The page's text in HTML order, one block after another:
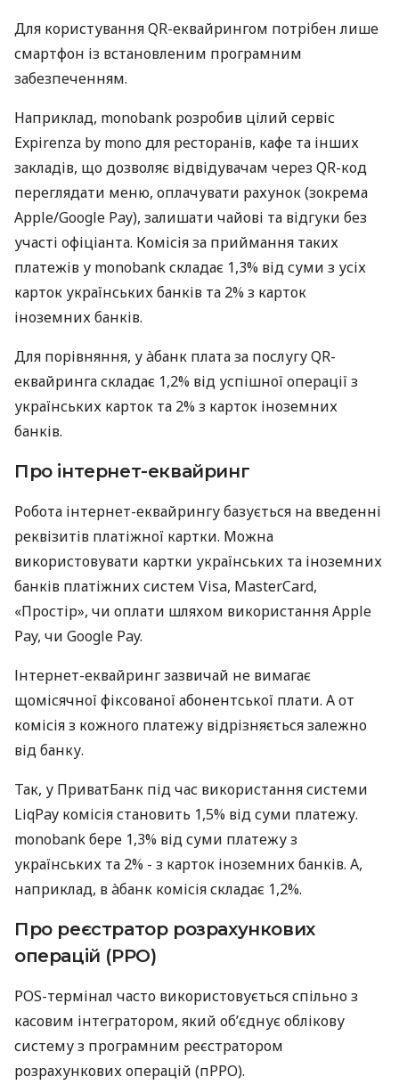
Для користування QR-еквайрингом потрібен лише
смартфон із встановленим програмним
забезпеченням.
Наприклад, monobank розробив цілий сервіс
Expirenza by mono для ресторанів, кафе та інших
закладів, що дозволяє відвідувачам через QR-код
переглядати меню, оплачувати рахунок (зокрема
Apple/Google Pay), залишати чайові та відгуки без
участі офіціанта. Комісія за приймання таких
платежів у monobank складає 1,3% від суми з усіх
карток українських банків та 2% з карток
іноземних банків.
Для порівняння, у àбанк плата за послугу QR-
еквайринга складає 1,2% від успішної операції з
українських карток та 2% з карток іноземних
банків.
Про інтернет-еквайринг
Робота інтернет-еквайрингу базується на введенні
реквізитів платіжної картки. Можна
використовувати картки українських та іноземних
банків платіжних систем Visa, MasterCard,
«Простір», чи оплати шляхом використання Apple
Pay, чи Google Pay.
Інтернет-еквайринг зазвичай не вимагає
щомісячної фіксованої абонентської плати. А от
комісія з кожного платежу відрізняється залежно
від банку.
Так, у ПриватБанк під час використання системи
LiqPay комісія становить 1,5% від суми платежу.
monobank бере 1,3% від суми платежу з
українських та 2% - з карток іноземних банків. А,
наприклад, в àбанк комісія складає 1,2%.
Про реєстратор розрахункових
операцій (РРО)
POS-термінал часто використовується спільно з
касовим інтегратором, який об’єднує облікову
систему з програмним реєстратором
розрахункових операцій (пРРО).